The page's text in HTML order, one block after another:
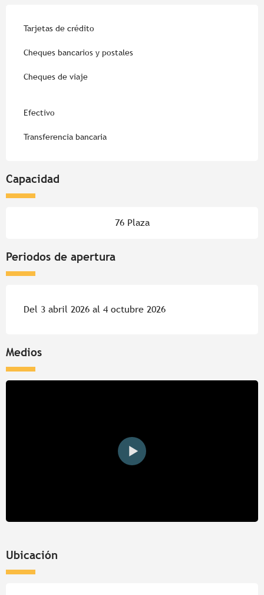
Tarjetas de crédito
Cheques bancarios y postales
Cheques de viaje
Efectivo
Transferencia bancaria
Capacidad
76 Plaza
Periodos de apertura
Del 3 abril 2026 al 4 octubre 2026
Medios
Ubicación